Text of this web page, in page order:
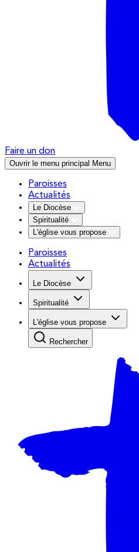
Faire un don
Ouvrir le menu principal Menu
Paroisses
Actualités
Le Diocèse
Spiritualité
L'église vous propose
Paroisses
Actualités
Le Diocèse
Spiritualité
L'église vous propose
Rechercher